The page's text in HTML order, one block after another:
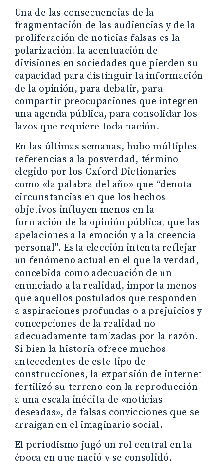
Una de las consecuencias de la
fragmentación de las audiencias y de la
proliferación de noticias falsas es la
polarización, la acentuación de
divisiones en sociedades que pierden su
capacidad para distinguir la información
de la opinión, para debatir, para
compartir preocupaciones que integren
una agenda pública, para consolidar los
lazos que requiere toda nación.
En las últimas semanas, hubo múltiples
referencias a la posverdad, término
elegido por los Oxford Dictionaries
como «la palabra del año» que “denota
circunstancias en que los hechos
objetivos influyen menos en la
formación de la opinión pública, que las
apelaciones a la emoción y a la creencia
personal”. Esta elección intenta reflejar
un fenómeno actual en el que la verdad,
concebida como adecuación de un
enunciado a la realidad, importa menos
que aquellos postulados que responden
a aspiraciones profundas o a prejuicios y
concepciones de la realidad no
adecuadamente tamizadas por la razón.
Si bien la historia ofrece muchos
antecedentes de este tipo de
construcciones, la expansión de internet
fertilizó su terreno con la reproducción
a una escala inédita de «noticias
deseadas», de falsas convicciones que se
arraigan en el imaginario social.
El periodismo jugó un rol central en la
época en que nació y se consolidó,